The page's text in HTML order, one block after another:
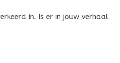
in. Is er in jouw verhaal